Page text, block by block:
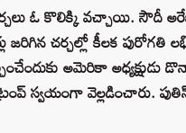
ఓ కొలిక్కి వచ్చాయి. సౌదీ
చర్చల్లో కీలక పురోగతి
అమెరికా అధ్యక్షుడు
స్వయంగా వెల్లడించారు.